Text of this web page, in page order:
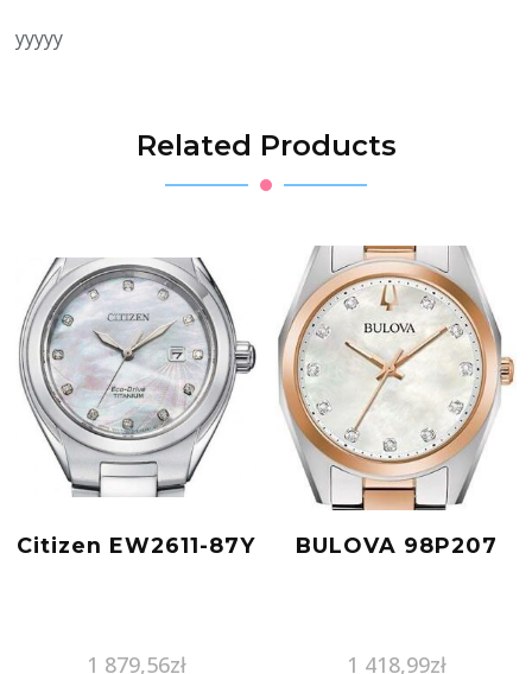
yyyyy
Related Products
Citizen EW2611-87Y
1 879,56zł
BULOVA 98P207
1 418,99zł